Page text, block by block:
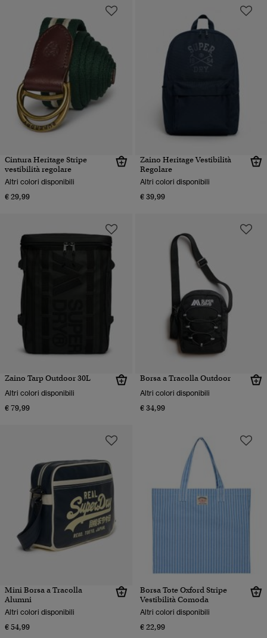
Cintura Heritage Stripe
vestibilità regolare
Altri colori disponibili
€ 29,99
Zaino Heritage Vestibilità
Regolare
Altri colori disponibili
€ 39,99
Zaino Tarp Outdoor 30L
Altri colori disponibili
€ 79,99
Borsa a Tracolla Outdoor
Altri colori disponibili
€ 34,99
Mini Borsa a Tracolla
Alumni
Altri colori disponibili
€ 54,99
Borsa Tote Oxford Stripe
Vestibilità Comoda
Altri colori disponibili
€ 22,99